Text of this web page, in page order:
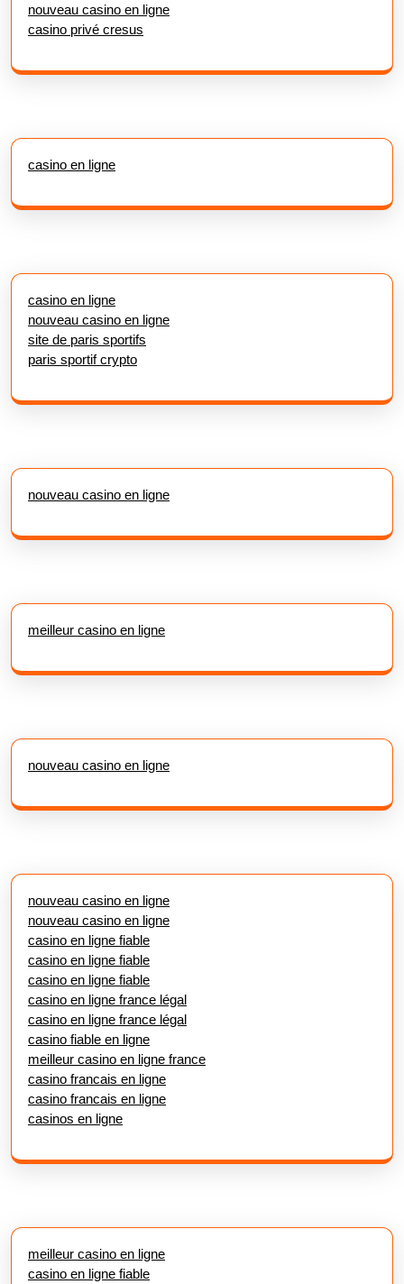
nouveau casino en ligne
casino privé cresus
casino en ligne
casino en ligne
nouveau casino en ligne
site de paris sportifs
paris sportif crypto
nouveau casino en ligne
meilleur casino en ligne
nouveau casino en ligne
nouveau casino en ligne
nouveau casino en ligne
casino en ligne fiable
casino en ligne fiable
casino en ligne fiable
casino en ligne france légal
casino en ligne france légal
casino fiable en ligne
meilleur casino en ligne france
casino francais en ligne
casino francais en ligne
casinos en ligne
meilleur casino en ligne
casino en ligne fiable